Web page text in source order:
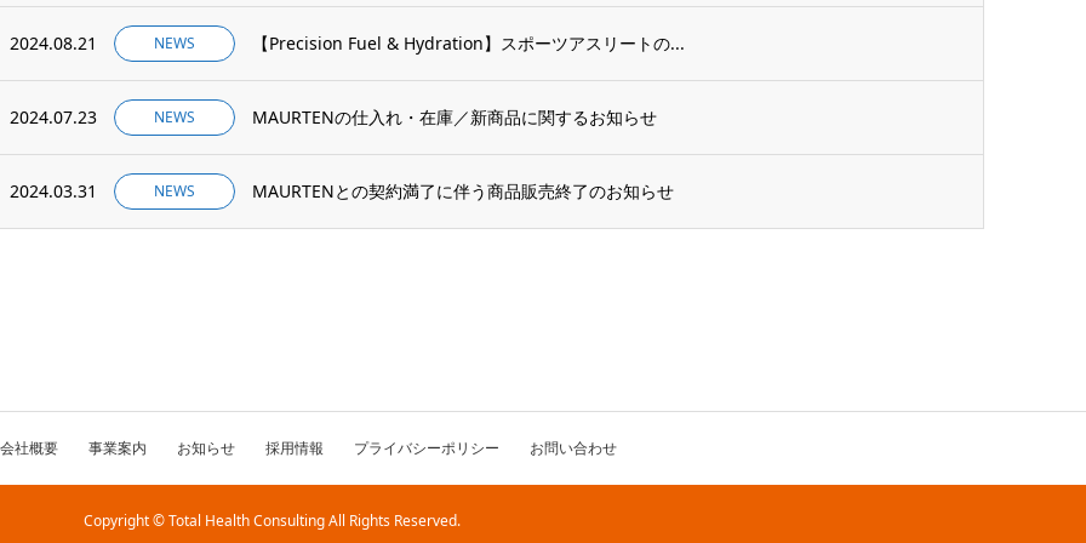
2024.08.21 NEWS 【Precision Fuel & Hydration】スポーツアスリートの...
2024.07.23 NEWS MAURTENの仕入れ・在庫／新商品に関するお知らせ
2024.03.31 NEWS MAURTENとの契約満了に伴う商品販売終了のお知らせ
会社概要 事業案内 お知らせ 採用情報 プライバシーポリシー お問い合わせ
Copyright © Total Health Consulting All Rights Reserved.